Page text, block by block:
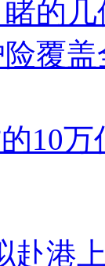
的
覆
10
赴港